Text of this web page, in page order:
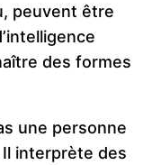
peuvent être
des formes
une personne
interprète des